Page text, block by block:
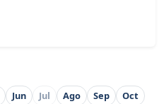
Jun Jul Ago Sep
Oct